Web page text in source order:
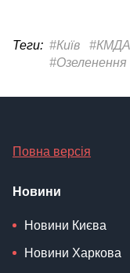
Теги: #Київ #КМДА
#Озеленення
Повна версія
Новини
Новини Києва
Новини Харкова